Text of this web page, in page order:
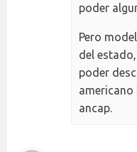
poder
Pero
del
poder
americano
ancap.